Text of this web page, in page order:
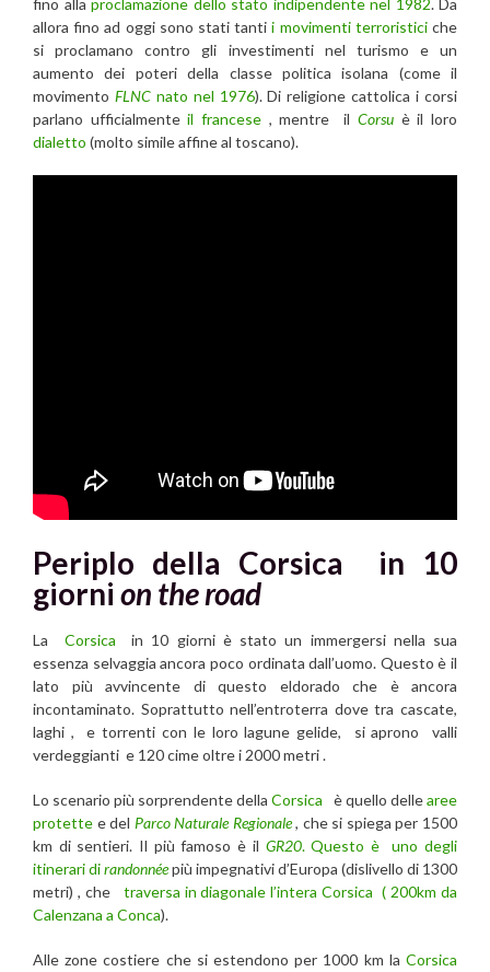
fino alla proclamazione dello stato indipendente nel 1982. Da
allora fino ad oggi sono stati tantii movimenti terroristiciche
si proclamano contro gli investimenti nel turismo e un
aumento dei poteri della classe politica isolana (come il
movimento FLNCnato nel 1976). Di religione cattolica i corsi
parlano ufficialmenteil francese, mentre ilCorsu è il loro
dialetto (molto simile affine al toscano).
Periplo della Corsica in 10
giorni on the road
La Corsica in 10 giorni è stato un immergersi nella sua
essenza selvaggia ancora poco ordinata dall’uomo. Questo è il
lato più avvincente di questo eldorado che è ancora
incontaminato. Soprattutto nell’entroterra dove tra cascate,
laghi , e torrenti con le loro lagune gelide, si aprono valli
verdeggianti e 120 cime oltre i 2000 metri .
Lo scenario più sorprendente dellaCorsica è quello dellearee
protette e del Parco Naturale Regionale, che si spiega per 1500
km di sentieri. Il più famoso è il GR20. Questo è uno degli
itinerari dirandonnéepiù impegnativi d’Europa (dislivello di 1300
metri) , che traversa in diagonale l’intera Corsica ( 200km da
Calenzana a Conca).
Alle zone costiere che si estendono per 1000 km la Corsica